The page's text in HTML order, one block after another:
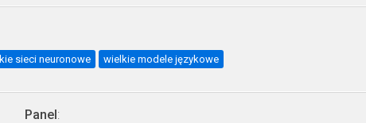
sieci neuronowe wielkie modele językowe
Panel: